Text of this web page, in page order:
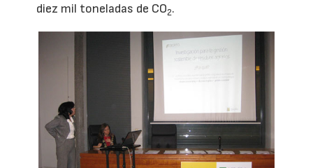
diez mil toneladas de CO2.